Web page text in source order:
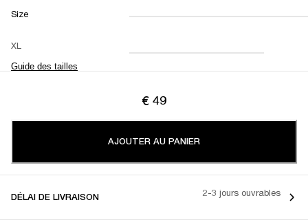
Size
XL
Guide des tailles
XXS XS S M
L XL XXL
€ 49
AJOUTER AU PANIER
DÉLAI DE LIVRAISON 2-3 jours ouvrables